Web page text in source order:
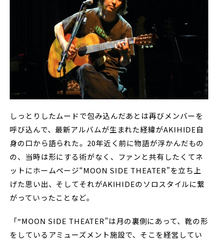
しっとりしたムードで包み込んだあとは再びメンバーを
呼び込んで、最新アルバムが生まれた経緯がAKIHIDE自
身の口から語られた。20年近く前に物語が浮かんだもの
の、当時は形にする術がなく、ファンと共有したくてネ
ットにホームページ“MOON SIDE THEATER”を立ち上
げた思い出、そしてそれがAKIHIDEのソロスタイルに繋
がっていったことなど。
「“MOON SIDE THEATER”は月の裏側にあって、靴の形
をしているアミューズメント施設で、そこを経営してい